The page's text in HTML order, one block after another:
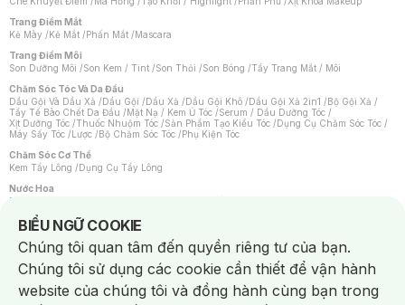
Trang Điểm Mắt
Kẻ Mày /Kẻ Mắt /Phấn Mắt /Mascara
Trang Điểm Môi
Son Dưỡng Môi /Son Kem / Tint /Son Thỏi /Son Bóng /Tẩy Trang Mắt / Môi
Chăm Sóc Tóc Và Da Đầu
Dầu Gội Và Dầu Xả /Dầu Gội /Dầu Xả /Dầu Gội Khô /Dầu Gội Xả 2in1 /Bộ Gội Xả /
Tẩy Tế Bào Chết Da Đầu /Mặt Nạ / Kem Ủ Tóc /Serum / Dầu Dưỡng Tóc /
Xịt Dưỡng Tóc /Thuốc Nhuộm Tóc /Sản Phẩm Tạo Kiểu Tóc /Dụng Cụ Chăm Sóc Tóc /
Máy Sấy Tóc /Lược /Bộ Chăm Sóc Tóc /Phụ Kiện Tóc
Chăm Sóc Cơ Thể
Kem Tẩy Lông /Dụng Cụ Tẩy Lông
Nước Hoa
Nước Hoa Nữ
Chăm Sóc Cá Nhân
Chống Muỗi /Khẩu Trang /Máy Massage/Mặt Nạ Xông Hơi /Nước Rửa Tay/
Sản Phẩm Chăm Sóc Khác /Bàn Chải Đánh Răng /Bàn Chải Điện/
Hỗ Trợ Trắng Răng/Kem Đánh Răng /Máy Tăm Nước/ Nước Súc Miệng/
Tăm / Chỉ Nha Khoa/ Xịt Thơm Miệng / Dung Dịch Vệ Sinh/Dưỡng Vùng Kín/
Khăn Ướt Vệ Sinh Vùng Kín/Băng Vệ Sinh/Tampon/Bọt Cạo Râu /Dao Cạo Râu/
Máy Cạo Râu
BIỂU NGỮ COOKIE
Notice about cookies usage
Chúng tôi quan tâm đến quyền riêng tư của bạn.
Chúng tôi sử dụng các cookie cần thiết để vận hành
website của chúng tôi và đồng hành cùng bạn trong